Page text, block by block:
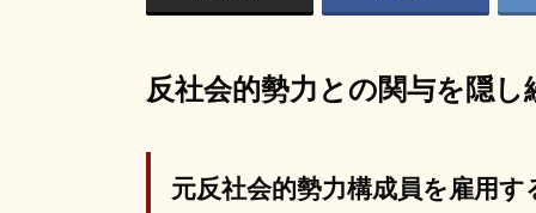
反社会的勢力との関与を隠
元反社会的勢力構成員を雇用